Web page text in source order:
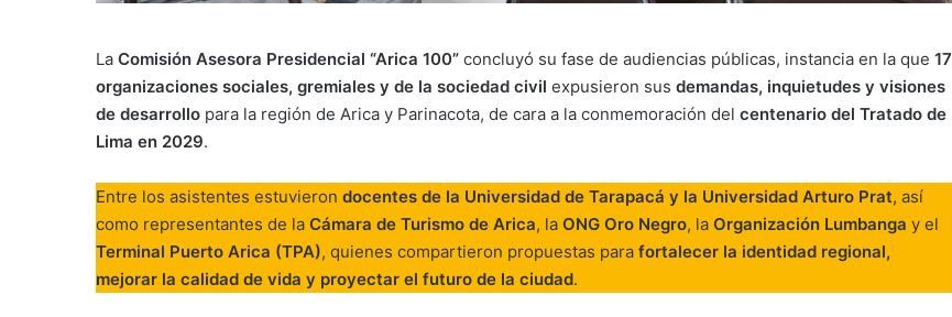
La Comisión Asesora Presidencial “Arica 100” concluyó su fase de audiencias públicas, instancia en la que 17
organizaciones sociales, gremiales y de la sociedad civil expusieron sus demandas, inquietudes y visiones
de desarrollo para la región de Arica y Parinacota, de cara a la conmemoración del centenario del Tratado de
Lima en 2029.
Entre los asistentes estuvieron docentes de la Universidad de Tarapacá y la Universidad Arturo Prat, así
como representantes de la Cámara de Turismo de Arica, la ONG Oro Negro, la Organización Lumbanga y el
Terminal Puerto Arica (TPA), quienes compartieron propuestas para fortalecer la identidad regional,
mejorar la calidad de vida y proyectar el futuro de la ciudad.